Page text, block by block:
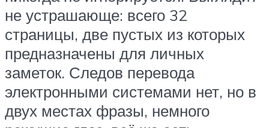
не устрашающе: всего 32
страницы, две пустых из которых
предназначены для личных
заметок. Следов перевода
электронными системами нет, но в
двух местах фразы, немного